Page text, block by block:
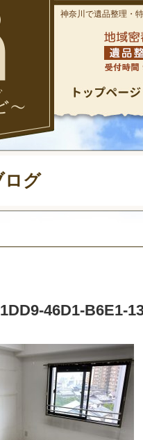
神奈川で遺品整理・
ログ
46D1-B6E1-